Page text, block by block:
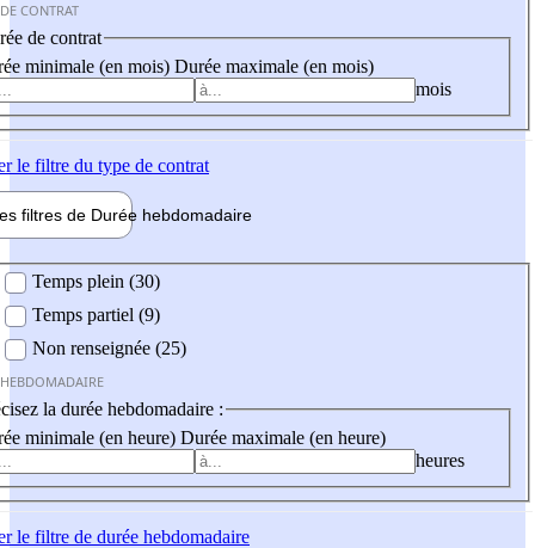
CONTRAT
de contrat
minimale (en mois) Durée maximale (en mois)
mois
le filtre du type de contrat
filtres de Durée hebdomadaire
Temps plein (30)
Temps partiel (9)
Non renseignée (25)
la durée hebdomadaire :
minimale (en heure) Durée maximale (en heure)
heures
le filtre de durée hebdomadaire